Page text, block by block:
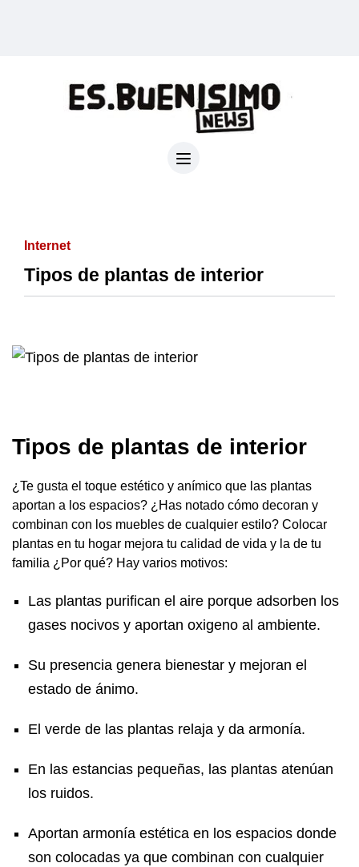
Internet
Tipos de plantas de interior
Tipos de plantas de interior
¿Te gusta el toque estético y anímico que las plantas
aportan a los espacios? ¿Has notado cómo decoran y
combinan con los muebles de cualquier estilo? Colocar
plantas en tu hogar mejora tu calidad de vida y la de tu
familia ¿Por qué? Hay varios motivos:
Las plantas purifican el aire porque adsorben los
gases nocivos y aportan oxigeno al ambiente.
Su presencia genera bienestar y mejoran el
estado de ánimo.
El verde de las plantas relaja y da armonía.
En las estancias pequeñas, las plantas atenúan
los ruidos.
Aportan armonía estética en los espacios donde
son colocadas ya que combinan con cualquier